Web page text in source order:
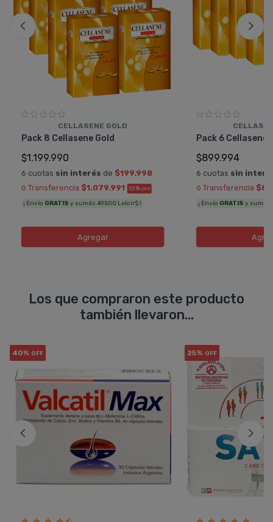
CELLASENE GOLD
Pack 8 Cellasene Gold
$1.199.990
6 cuotas sin interés de $199.998
ó Transferencia $1.079.991 10% OFF
¡ Envío GRATIS y sumás 49.500 Leloir$ !
Agregar
Pack 6 Cellasene
$899.994
6 cuotas sin
ó Transferencia
¡ Envío GRATIS y sumás
Los que compraron este producto
también llevaron...
40% OFF 25% OFF